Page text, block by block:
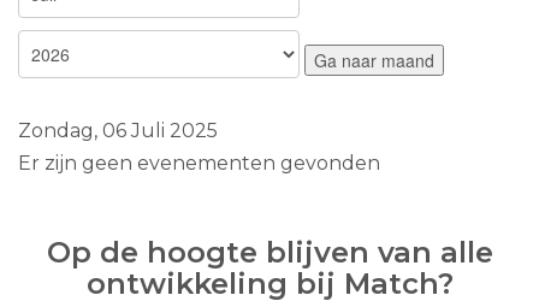
Ga naar maand
Zondag, 06 Juli 2025
Er zijn geen evenementen gevonden
Op de hoogte blijven van alle
ontwikkeling bij Match?